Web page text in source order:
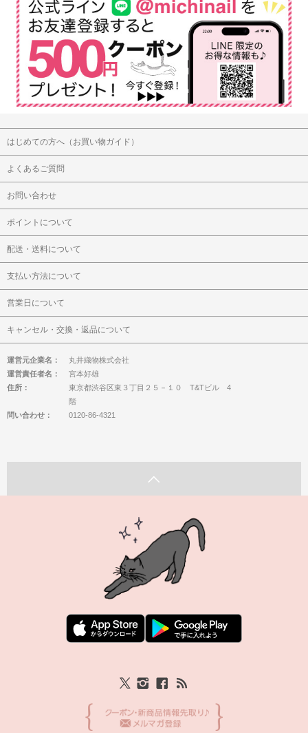
はじめての方へ（お買い物ガイド）
よくあるご質問
お問い合わせ
ポイントについて
配送・送料について
支払い方法について
営業日について
キャンセル・交換・返品について
運営元企業名：
丸井織物株式会社
運営責任者名：
宮本好雄
住所：
東京都渋谷区東３丁目２５－１０ T&Tビル 4
階
問い合わせ：
0120-86-4321